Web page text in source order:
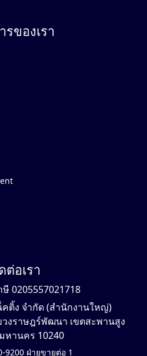
รของเรา
ต่อเรา
ษี 0205557021718
ติ้ง จำกัด (สำนักงานใหญ่)
งราษฎร์พัฒนา เขตสะพานสูง
หานคร 10240
9200 ฝ่ายขายต่อ 1